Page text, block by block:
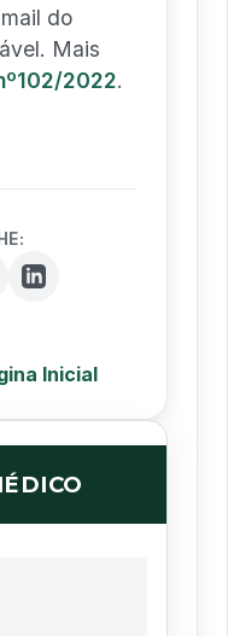
do
Mais
2022.
Inicial